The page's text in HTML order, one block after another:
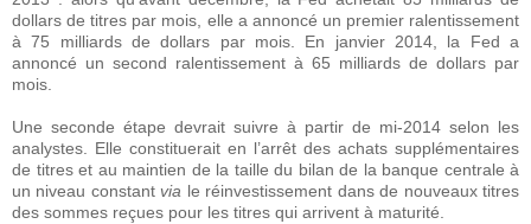
dollars de titres par mois, elle a annoncé un premier ralentissement
à 75 milliards de dollars par mois. En janvier 2014, la Fed a
annoncé un second ralentissement à 65 milliards de dollars par
mois.
Une seconde étape devrait suivre à partir de mi-2014 selon les
analystes. Elle constituerait en l’arrêt des achats supplémentaires
de titres et au maintien de la taille du bilan de la banque centrale à
un niveau constant via le réinvestissement dans de nouveaux titres
des sommes reçues pour les titres qui arrivent à maturité.